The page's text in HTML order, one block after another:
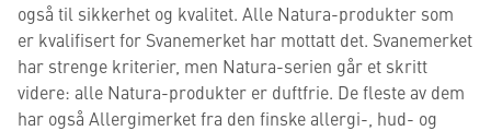
også til sikkerhet og kvalitet. Alle Natura-produkter som
er kvalifisert for Svanemerket har mottatt det. Svanemerket
har strenge kriterier, men Natura-serien går et skritt
videre: alle Natura-produkter er duftfrie. De fleste av dem
har også Allergimerket fra den finske allergi-, hud- og